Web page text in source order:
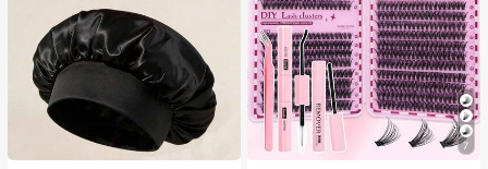
#1 Más vendidos
en Multicolor Gorros para el pelo para mujer
Establecido hace 1 año
7